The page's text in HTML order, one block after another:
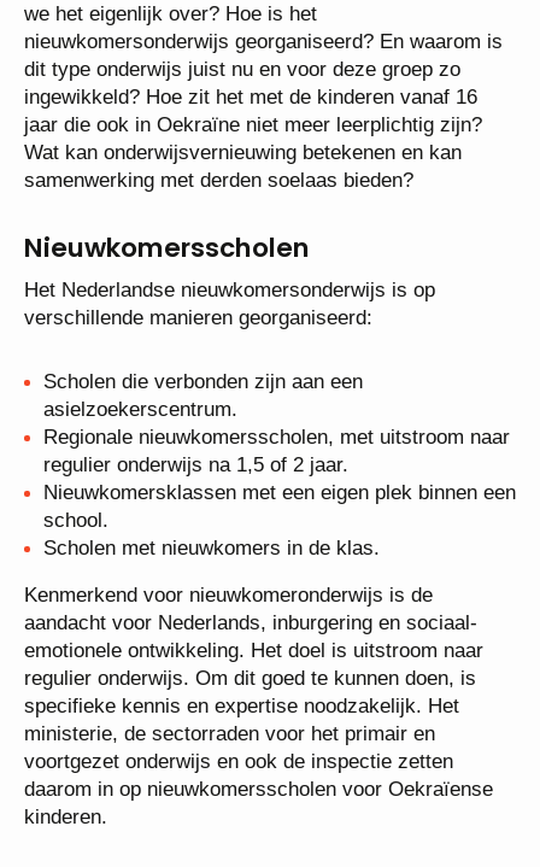
we het eigenlijk over? Hoe is het
nieuwkomersonderwijs georganiseerd? En waarom is
dit type onderwijs juist nu en voor deze groep zo
ingewikkeld? Hoe zit het met de kinderen vanaf 16
jaar die ook in Oekraïne niet meer leerplichtig zijn?
Wat kan onderwijsvernieuwing betekenen en kan
samenwerking met derden soelaas bieden?
Nieuwkomersscholen
Het Nederlandse nieuwkomersonderwijs is op
verschillende manieren georganiseerd:
Scholen die verbonden zijn aan een
asielzoekerscentrum.
Regionale nieuwkomersscholen, met uitstroom naar
regulier onderwijs na 1,5 of 2 jaar.
Nieuwkomersklassen met een eigen plek binnen een
school.
Scholen met nieuwkomers in de klas.
Kenmerkend voor nieuwkomeronderwijs is de
aandacht voor Nederlands, inburgering en sociaal-
emotionele ontwikkeling. Het doel is uitstroom naar
regulier onderwijs. Om dit goed te kunnen doen, is
specifieke kennis en expertise noodzakelijk. Het
ministerie, de sectorraden voor het primair en
voortgezet onderwijs en ook de inspectie zetten
daarom in op nieuwkomersscholen voor Oekraïense
kinderen.